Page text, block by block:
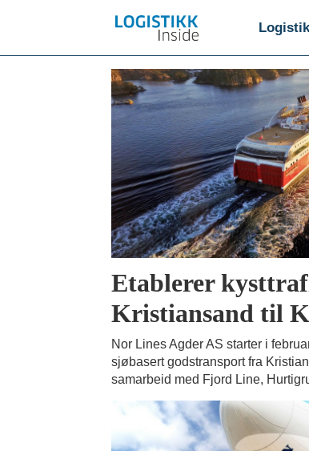
bærekraftig
transport
Etablerer
Kristiansand til
Nor Lines Agder AS starter i
sjøbasert godstransport fra
samarbeid med Fjord Line,